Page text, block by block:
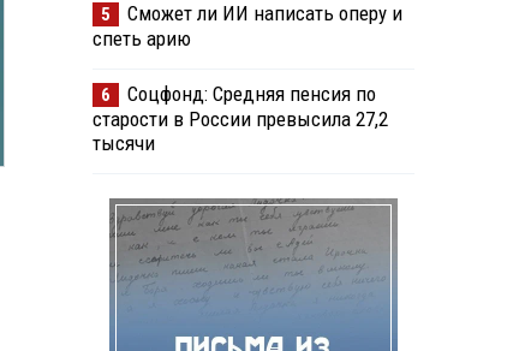
5
Сможет ли ИИ написать оперу и
спеть арию
6
Соцфонд: Средняя пенсия по
старости в России превысила 27,2
тысячи